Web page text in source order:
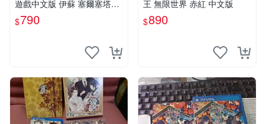
遊戲中文版 伊蘇 塞爾塞塔的
樹海
$790
王 無限世界 赤紅 中文版
$890